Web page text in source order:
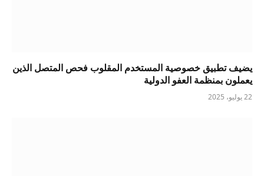
يضيف تطبيق خصوصية المستخدم المقلوب فحص المتصل الذين
يعملون بمنظمة العفو الدولية
22 يوليو، 2025